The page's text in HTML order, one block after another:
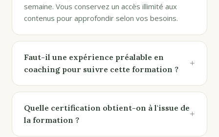
semaine. Vous conservez un accès illimité aux
contenus pour approfondir selon vos besoins.
Faut-il une expérience préalable en
coaching pour suivre cette formation ?
+
Quelle certification obtient-on à l'issue de
la formation ?
+